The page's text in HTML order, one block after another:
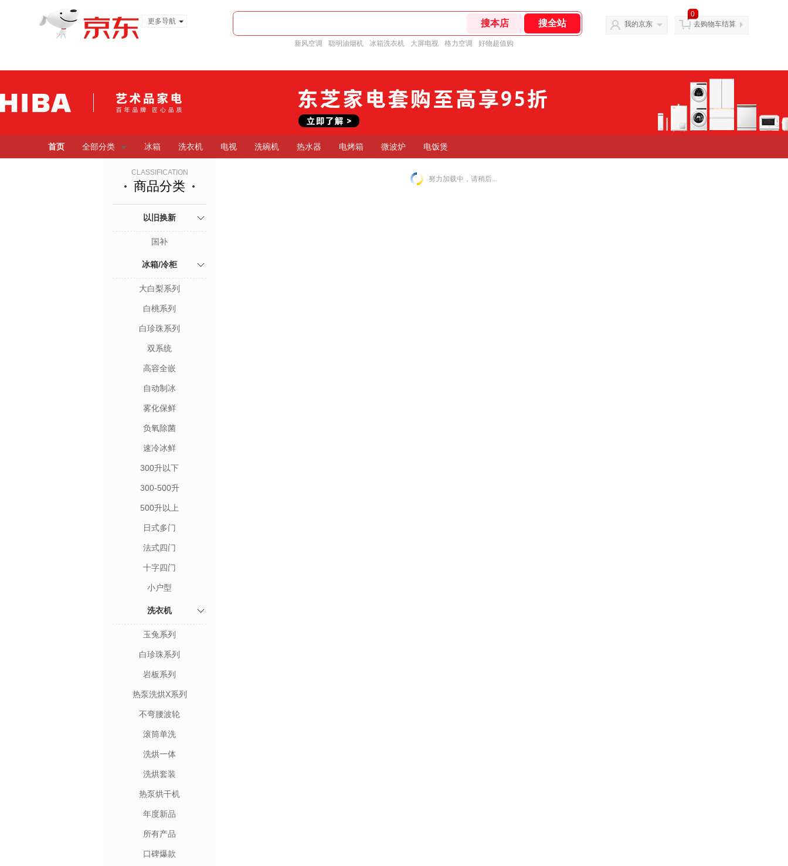
更多导航
新风空调 聪明油烟机 冰箱洗衣机 大屏电视 格力空调 好物超值购
我的京东
0
去购物车结算
首页 全部分类 冰箱 洗衣机 电视 洗碗机 热水器 电烤箱 微波炉 电饭煲
CLASSIFICATION
商品分类
以旧换新
国补
冰箱/冷柜
大白梨系列
白桃系列
白珍珠系列
双系统
高容全嵌
自动制冰
雾化保鲜
负氧除菌
速冷冰鲜
300升以下
300-500升
500升以上
日式多门
法式四门
十字四门
小户型
洗衣机
玉兔系列
白珍珠系列
岩板系列
热泵洗烘X系列
不弯腰波轮
滚筒单洗
洗烘一体
洗烘套装
热泵烘干机
年度新品
所有产品
口碑爆款
努力加载中，请稍后...